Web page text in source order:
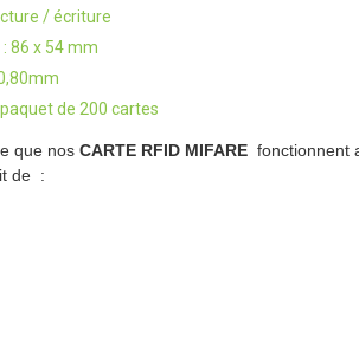
/ écriture
86 x 54 mm
de 200 cartes
que nos CARTE RFID MIFARE fonctionnent
de :